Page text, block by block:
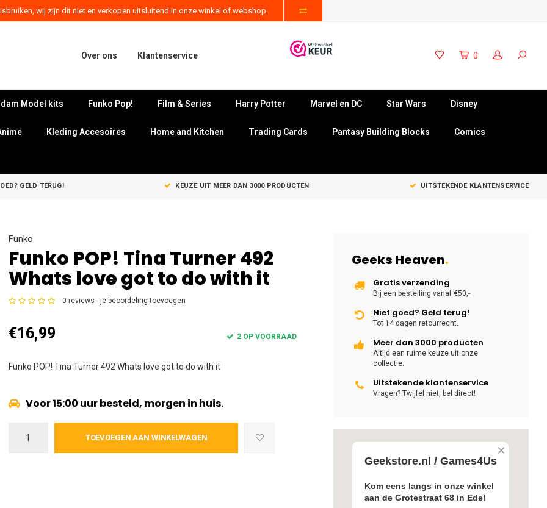
wij zijn dit niet en verkopen uitsluitend in onze winkel of webshop.
Over ons Klantenservice 0
Model kits Funko Pop! Film & Series Harry Potter Marvel en DC Star Wars Disney
Kleding Accesoires Home and Kitchen Trading Cards Pantasy Building Blocks Comics
GELD TERUG! KEUZE UIT MEER DAN 3000 PRODUCTEN UITSTEKENDE KLANTENSERVICE
Funko
Funko POP! Tina Turner 492
Whats love got to do with it
0 reviews - je beoordeling toevoegen
€16,99 2 OP VOORRAAD
Funko POP! Tina Turner 492 Whats love got to do with it
Voor 15:00 uur besteld, morgen in huis.
TOEVOEGEN AAN WINKELWAGEN
Geeks Heaven.
Gratis verzending
Bij een bestelling vanaf €50,-
Niet goed? Geld terug!
Tot 14 dagen retourrecht.
Meer dan 3000 producten
Altijd een ruime keuze uit onze
collectie.
Uitstekende klantenservice
Vragen? Twijfel niet, bel direct!